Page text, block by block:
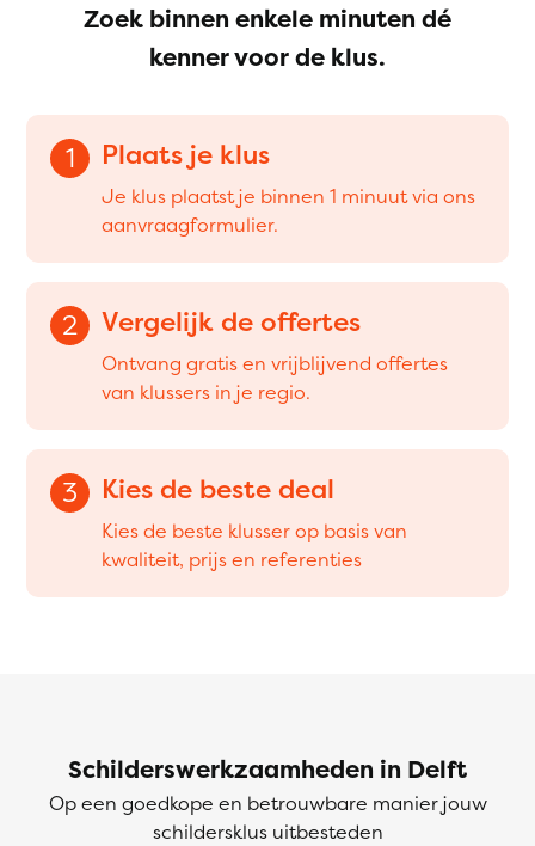
Zoek binnen enkele minuten dé
kenner voor de klus.
1 Plaats je klus
Je klus plaatst je binnen 1 minuut via ons
aanvraagformulier.
2 Vergelijk de offertes
Ontvang gratis en vrijblijvend offertes
van klussers in je regio.
3 Kies de beste deal
Kies de beste klusser op basis van
kwaliteit, prijs en referenties
Schilderswerkzaamheden in Delft
Op een goedkope en betrouwbare manier jouw
schildersklus uitbesteden